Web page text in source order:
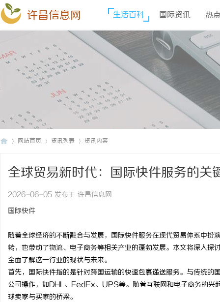
许昌信息网 生活百科 国际资讯 热
网站首页 资讯列表 资讯内容
全球贸易新时代：国际快件服务的关
2026-06-05 发布于 许昌信息网
国际快件
随着全球经济的不断融合与发展，国际快件服务在现代贸易体系中
转，也带动了物流、电子商务等相关产业的蓬勃发展。本文将深入
全面了解这一行业的现状与未来。
首先，国际快件指的是针对跨国运输的快速包裹递送服务。与传统
公司操作，如DHL、FedEx、UPS等。随着互联网和电子商务的兴
球卖家与买家的桥梁。